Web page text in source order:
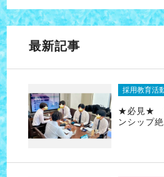
最新記事
採用教育活
★必見★
ンシップ